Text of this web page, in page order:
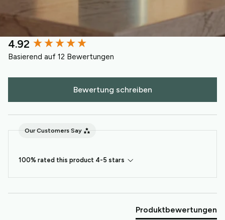
4.92
Basierend auf 12 Bewertungen
Bewertung schreiben
Our Customers Say
100% rated this product 4-5 stars
Produktbewertungen
New content loaded